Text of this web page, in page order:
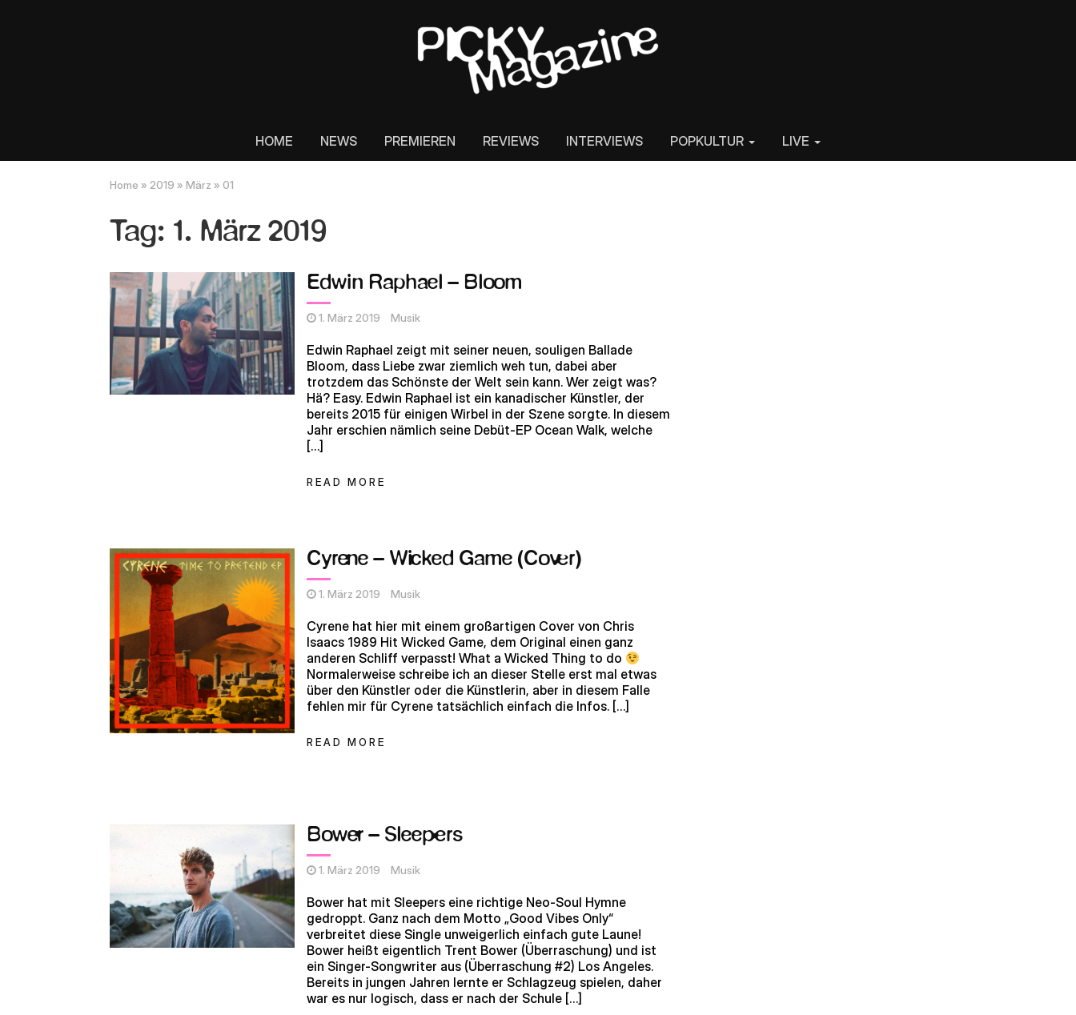
HOME NEWS PREMIEREN REVIEWS INTERVIEWS POPKULTUR LIVE
Home » 2019 » März » 01
Tag: 1. März 2019
Edwin Raphael – Bloom
1. März 2019 Musik
Edwin Raphael zeigt mit seiner neuen, souligen Ballade
Bloom, dass Liebe zwar ziemlich weh tun, dabei aber
trotzdem das Schönste der Welt sein kann. Wer zeigt was?
Hä? Easy. Edwin Raphael ist ein kanadischer Künstler, der
bereits 2015 für einigen Wirbel in der Szene sorgte. In diesem
Jahr erschien nämlich seine Debüt-EP Ocean Walk, welche
[…]
READ MORE
Cyrene – Wicked Game (Cover)
1. März 2019 Musik
Cyrene hat hier mit einem großartigen Cover von Chris
Isaacs 1989 Hit Wicked Game, dem Original einen ganz
anderen Schliff verpasst! What a Wicked Thing to do
Normalerweise schreibe ich an dieser Stelle erst mal etwas
über den Künstler oder die Künstlerin, aber in diesem Falle
fehlen mir für Cyrene tatsächlich einfach die Infos. […]
READ MORE
Bower – Sleepers
1. März 2019 Musik
Bower hat mit Sleepers eine richtige Neo-Soul Hymne
gedroppt. Ganz nach dem Motto „Good Vibes Only“
verbreitet diese Single unweigerlich einfach gute Laune!
Bower heißt eigentlich Trent Bower (Überraschung) und ist
ein Singer-Songwriter aus (Überraschung #2) Los Angeles.
Bereits in jungen Jahren lernte er Schlagzeug spielen, daher
war es nur logisch, dass er nach der Schule […]